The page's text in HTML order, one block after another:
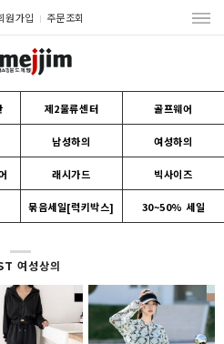
원가입 주문조회
제2물류센터 골프웨어
남성하의 여성하의
래시가드 빅사이즈
묶음세일[럭키박스] 30~50% 세일
여성상의